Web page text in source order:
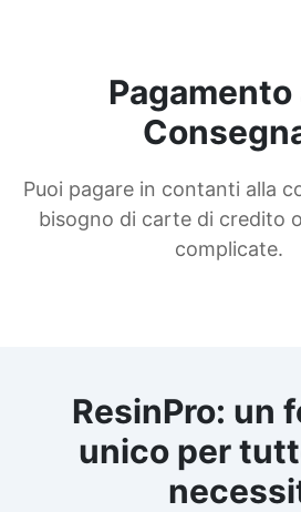
Pagamento
Puoi pagare in contanti alla
bisogno di carte di credito
complicate.
ResinPro: un
unico per